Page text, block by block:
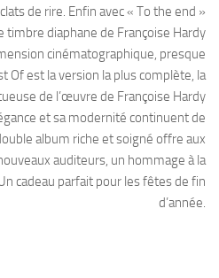
de rire. Enfin avec « To the end »
timbre diaphane de Françoise Hardy
cinématographique, presque
Of est la version la plus complète, la
de l’œuvre de Françoise Hardy
et sa modernité continuent de
album riche et soigné offre aux
auditeurs, un hommage à la
cadeau parfait pour les fêtes de fin
d’année.